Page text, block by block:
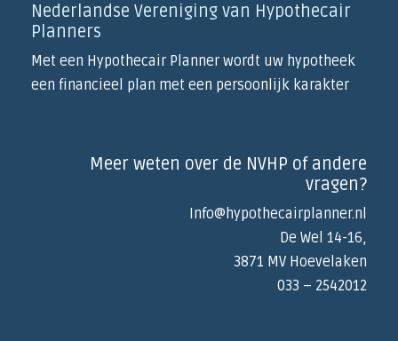
Nederlandse Vereniging van Hypothecair
Planners
Met een Hypothecair Planner wordt uw hypotheek
een financieel plan met een persoonlijk karakter
Meer weten over de NVHP of andere
vragen?
Info@hypothecairplanner.nl
De Wel 14-16,
3871 MV Hoevelaken
033 – 2542012